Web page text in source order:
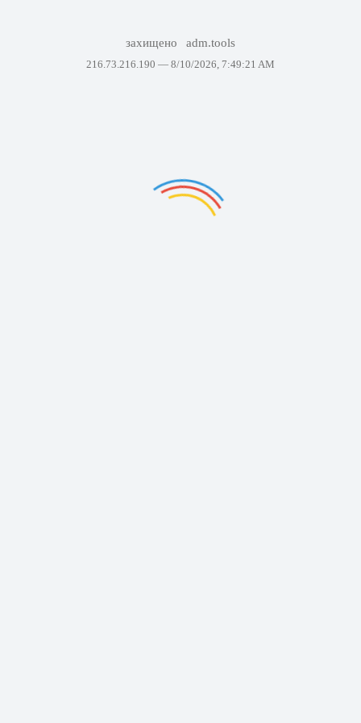
захищено adm.tools
216.73.216.190 — 8/10/2026, 7:49:21 AM